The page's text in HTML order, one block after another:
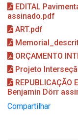
EDITAL
assinado.pdf
ART.pdf
ORÇAMENTO
Projeto
REPUBLICAÇÃO
Benjamin Dörr
Compartilhar